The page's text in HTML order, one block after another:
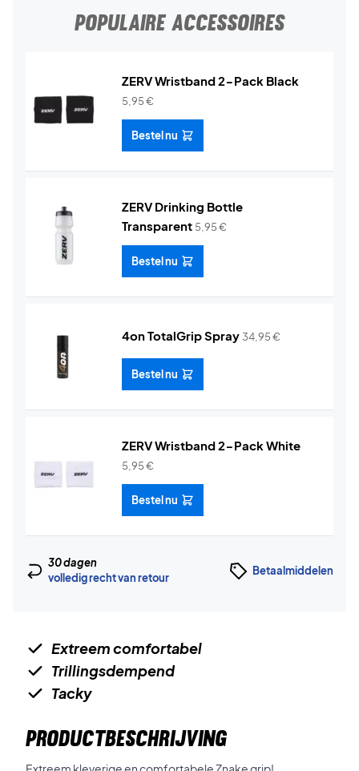
POPULAIRE ACCESSOIRES
ZERV Wristband 2-Pack Black
5,95€
Bestel nu
ZERV Drinking Bottle
Transparent 5,95€
Bestel nu
4on TotalGrip Spray 34,95€
Bestel nu
ZERV Wristband 2-Pack White
5,95€
Bestel nu
30 dagen
volledig recht van retour
Betaalmiddelen
Extreem comfortabel
Trillingsdempend
Tacky
PRODUCTBESCHRIJVING